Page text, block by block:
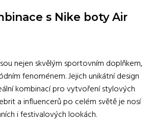
s Nike boty Air
nejen skvělým sportovním doplňkem,
fenoménem. Jejich unikátní design
kombinací pro vytvoření stylových
a influencerů po celém světě je nosí
i festivalových lookách.